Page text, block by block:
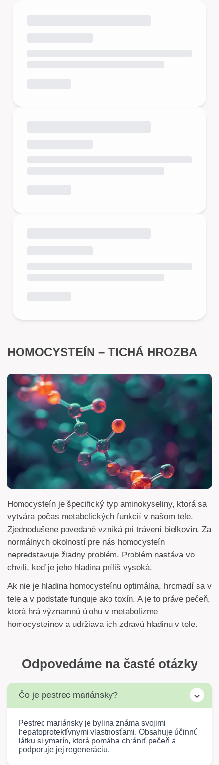
HOMOCYSTEÍN – TICHÁ HROZBA
Homocysteín je špecifický typ aminokyseliny, ktorá sa
vytvára počas metabolických funkcií v našom tele.
Zjednodušene povedané vzniká pri trávení bielkovín. Za
normálnych okolností pre nás homocysteín
nepredstavuje žiadny problém. Problém nastáva vo
chvíli, keď je jeho hladina príliš vysoká.
Ak nie je hladina homocysteínu optimálna, hromadí sa v
tele a v podstate funguje ako toxín. A je to práve pečeň,
ktorá hrá významnú úlohu v metabolizme
homocysteínov a udržiava ich zdravú hladinu v tele.
Odpovedáme na časté otázky
Čo je pestrec mariánsky?
Pestrec mariánsky je bylina známa svojimi
hepatoprotektívnymi vlastnosťami. Obsahuje účinnú
látku silymarín, ktorá pomáha chrániť pečeň a
podporuje jej regeneráciu.